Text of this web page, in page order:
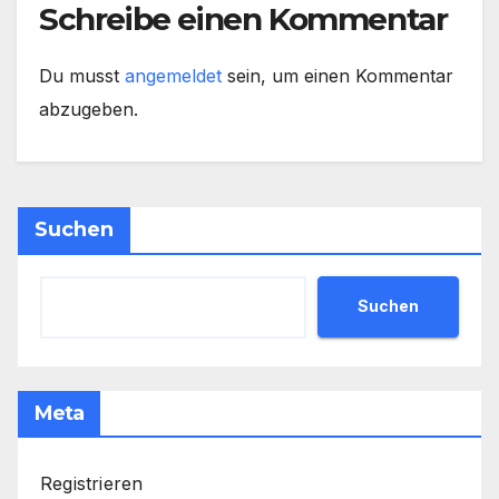
Schreibe einen Kommentar
Du musst angemeldet sein, um einen Kommentar
abzugeben.
Suchen
Suchen
Meta
Registrieren